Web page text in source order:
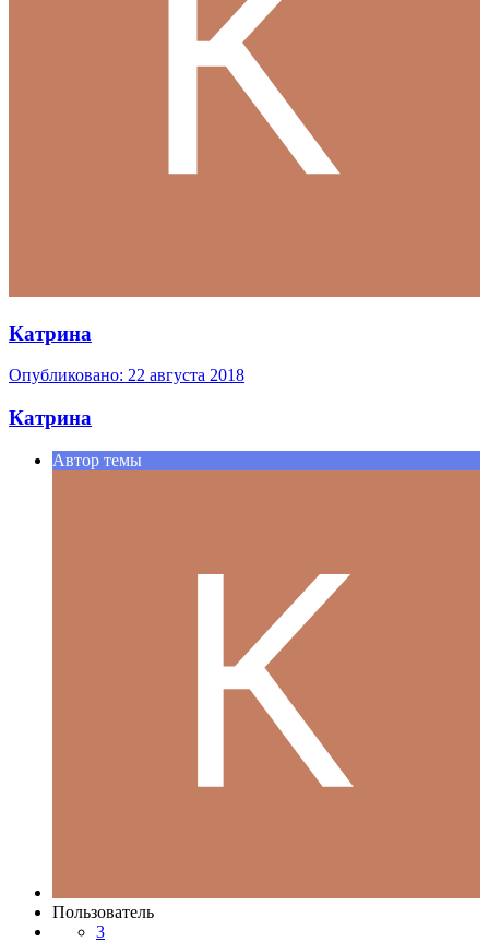
Катрина
Опубликовано: 22 августа 2018
Катрина
Автор темы
Пользователь
3